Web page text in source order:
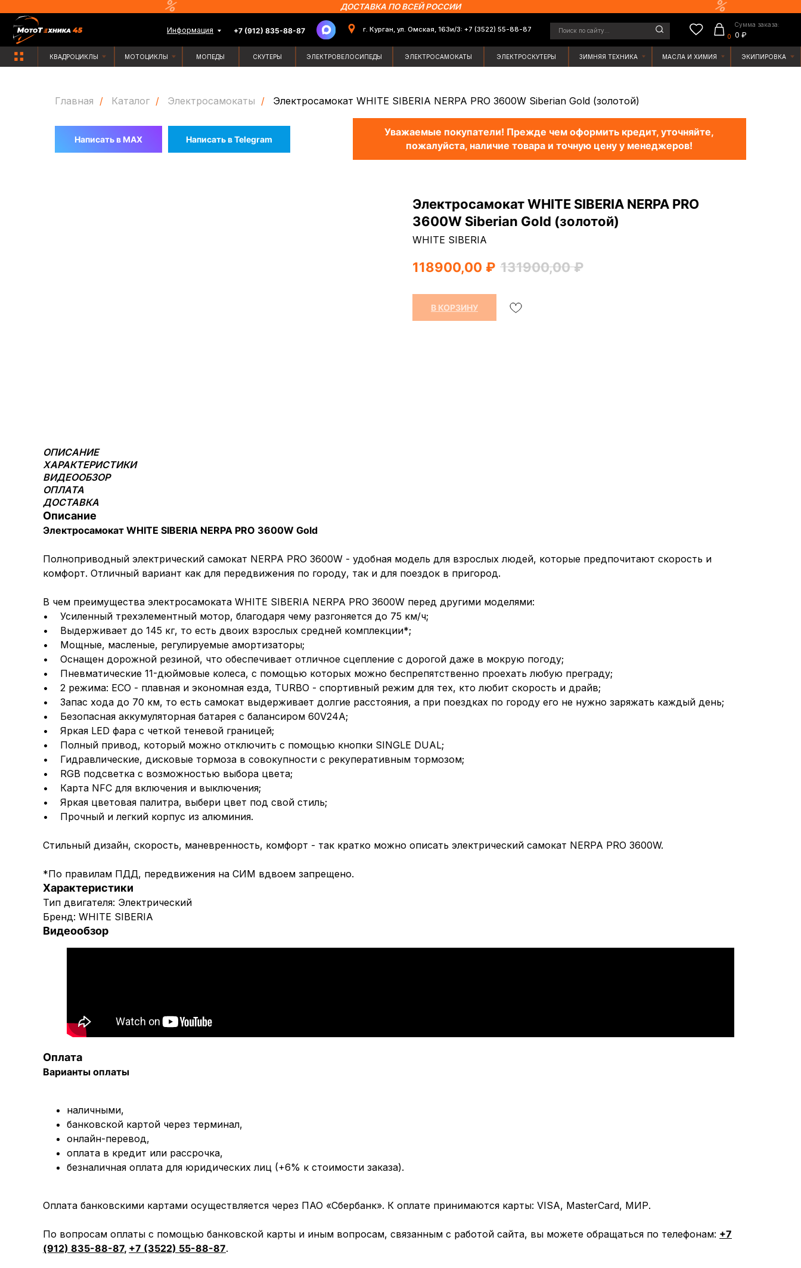
Информация Поиск по сайту...
+7 (912) 835-88-87 0 ₽
Сумма заказа:
г. Курган, ул. Омская, 163и/3: +7 (3522) 55-88-87
ДОСТАВКА ПО ВСЕЙ РОССИИ
Главная / Каталог / Электросамокаты / Электросамокат WHITE SIBERIA NERPA PRO 3600W Siberian Gold (золотой)
Написать в MAX Написать в Telegram
Уважаемые покупатели! Прежде чем оформить кредит, уточняйте,
пожалуйста, наличие товара и точную цену у менеджеров!
Электросамокат WHITE SIBERIA NERPA PRO
3600W Siberian Gold (золотой)
WHITE SIBERIA
118900,00 ₽ 131900,00 ₽
В КОРЗИНУ
ОПИСАНИЕ
ХАРАКТЕРИСТИКИ
ВИДЕООБЗОР
ОПЛАТА
ДОСТАВКА
Описание
Электросамокат WHITE SIBERIA NERPA PRO 3600W Gold
Полноприводный электрический самокат NERPA PRO 3600W - удобная модель для взрослых людей, которые предпочитают скорость и
комфорт. Отличный вариант как для передвижения по городу, так и для поездок в пригород.
В чем преимущества электросамоката WHITE SIBERIA NERPA PRO 3600W перед другими моделями:
• Усиленный трехэлементный мотор, благодаря чему разгоняется до 75 км/ч;
• Выдерживает до 145 кг, то есть двоих взрослых средней комплекции*;
• Мощные, масленые, регулируемые амортизаторы;
• Оснащен дорожной резиной, что обеспечивает отличное сцепление с дорогой даже в мокрую погоду;
• Пневматические 11-дюймовые колеса, с помощью которых можно беспрепятственно проехать любую преграду;
• 2 режима: ECO - плавная и экономная езда, TURBO - спортивный режим для тех, кто любит скорость и драйв;
• Запас хода до 70 км, то есть самокат выдерживает долгие расстояния, а при поездках по городу его не нужно заряжать каждый день;
• Безопасная аккумуляторная батарея с балансиром 60V24A;
• Яркая LED фара с четкой теневой границей;
• Полный привод, который можно отключить с помощью кнопки SINGLE DUAL;
• Гидравлические, дисковые тормоза в совокупности с рекуперативным тормозом;
• RGB подсветка с возможностью выбора цвета;
• Карта NFC для включения и выключения;
• Яркая цветовая палитра, выбери цвет под свой стиль;
• Прочный и легкий корпус из алюминия.
Стильный дизайн, скорость, маневренность, комфорт - так кратко можно описать электрический самокат NERPA PRO 3600W.
*По правилам ПДД, передвижения на СИМ вдвоем запрещено.
Характеристики
Тип двигателя: Электрический
Бренд: WHITE SIBERIA
Видеообзор
Оплата
Варианты оплаты
наличными,
банковской картой через терминал,
онлайн-перевод,
оплата в кредит или рассрочка,
безналичная оплата для юридических лиц (+6% к стоимости заказа).
Оплата банковскими картами осуществляется через ПАО «Сбербанк». К оплате принимаются карты: VISA, MasterCard, МИР.
По вопросам оплаты с помощью банковской карты и иным вопросам, связанным с работой сайта, вы можете обращаться по телефонам: +7
(912) 835-88-87, +7 (3522) 55-88-87.